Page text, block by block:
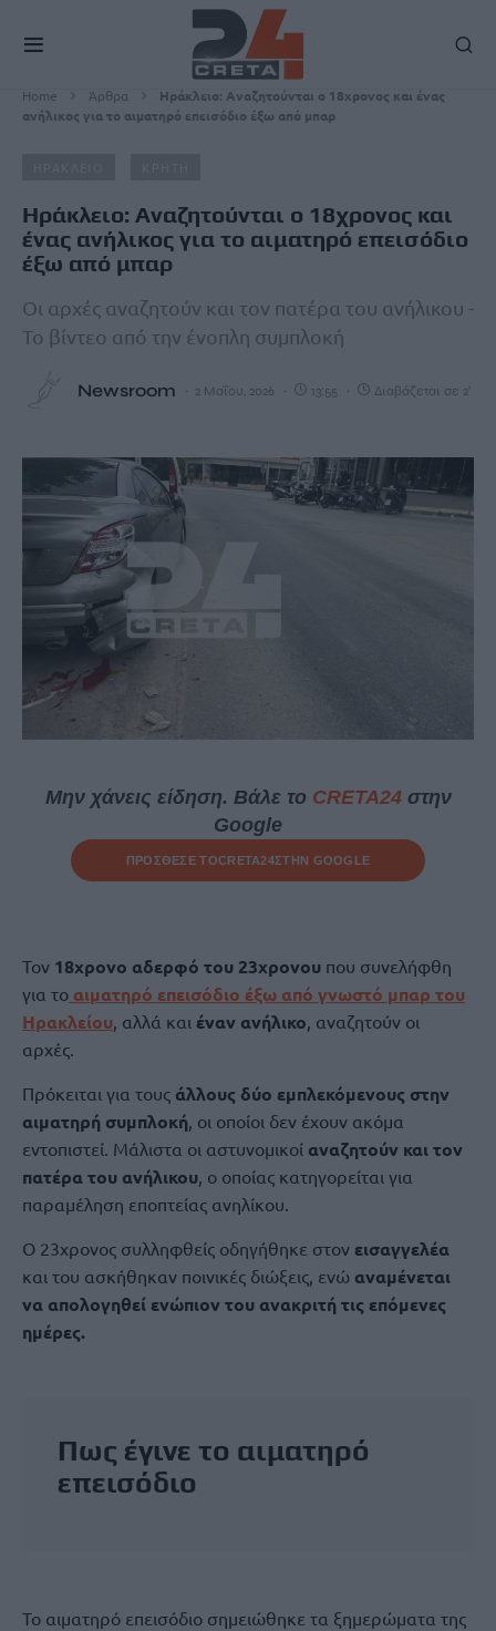
Home Άρθρα
Hράκλειο: Αναζητούνται ο 18χρονος και ένας
ανήλικος για το αιματηρό επεισόδιο έξω από μπαρ
Hράκλειο: Αναζητούνται ο 18χρονος και
ένας ανήλικος για το αιματηρό επεισόδιο
έξω από μπαρ
Οι αρχές αναζητούν και τον πατέρα του ανήλικου -
Το βίντεο από την ένοπλη συμπλοκή
Newsroom 2 Μαΐου, 2026 13:55 Διαβάζεται σε 2'
Μην χάνεις είδηση. Βάλε το CRETA24στην
Google
ΠΡΟΣΘΕΣΕ ΤΟCRETA24ΣΤΗΝ GOOGLE
Τον 18χρονο αδερφό του 23χρονου που συνελήφθη
για το αιματηρό επεισόδιο έξω από γνωστό μπαρ του
Ηρακλείου, αλλά και έναν ανήλικο, αναζητούν οι
αρχές.
Πρόκειται για τους άλλους δύο εμπλεκόμενους στην
αιματηρή συμπλοκή, οι οποίοι δεν έχουν ακόμα
εντοπιστεί. Μάλιστα οι αστυνομικοί αναζητούν και τον
πατέρα του ανήλικου, ο οποίας κατηγορείται για
παραμέληση εποπτείας ανηλίκου.
Ο 23χρονος συλληφθείς οδηγήθηκε στον εισαγγελέα
και του ασκήθηκαν ποινικές διώξεις, ενώ αναμένεται
να απολογηθεί ενώπιον του ανακριτή τις επόμενες
ημέρες.
Πως έγινε το αιματηρό
επεισόδιο
Το αιματηρό επεισόδιο σημειώθηκε τα ξημερώματα της